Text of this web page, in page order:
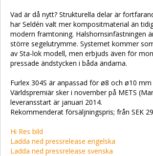
Vad är då nytt? Strukturella delar är
har Seldén valt mer kompositmaterial än
modern framtoning. Halshornsinfästningen
större segelutrymme. Systemet kommer
av Sta-lok modell, men erbjuds även för
pressade ändstycken i båda ändarna.
Furlex 304S är anpassad för ø8 och ø10
Världspremiär sker i november på METS
leveransstart är januari 2014.
Rekommenderat försäljningspris; från SEK
Hi Res bild
Ladda ned pressrelease engelska
Ladda ned pressrelease svenska